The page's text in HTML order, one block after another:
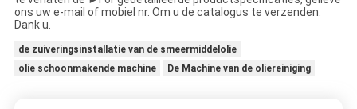
ons uw e-mail of mobiel nr. Om u de catalogus te verzenden.
Dank u.
de zuiveringsinstallatie van de smeermiddelolie
olie schoonmakende machine
De Machine van de oliereiniging